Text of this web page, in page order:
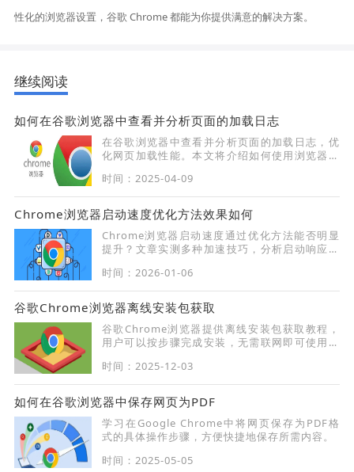
性化的浏览器设置，谷歌 Chrome 都能为你提供满意的解决方案。
继续阅读
如何在谷歌浏览器中查看并分析页面的加载日志
在谷歌浏览器中查看并分析页面的加载日志，优
化网页加载性能。本文将介绍如何使用浏览器开
时间：2025-04-09
Chrome浏览器启动速度优化方法效果如何
Chrome浏览器启动速度通过优化方法能否明显
提升？文章实测多种加速技巧，分析启动响应时
时间：2026-01-06
谷歌Chrome浏览器离线安装包获取
谷歌Chrome浏览器提供离线安装包获取教程，
用户可以按步骤完成安装，无需联网即可使用浏
时间：2025-12-03
如何在谷歌浏览器中保存网页为PDF
学习在Google Chrome中将网页保存为PDF格
式的具体操作步骤，方便快捷地保存所需内容。
时间：2025-05-05